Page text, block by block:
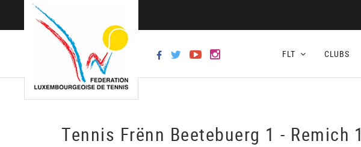
FLT CLUBS
Tennis Frënn Beetebuerg 1 - Remich 1